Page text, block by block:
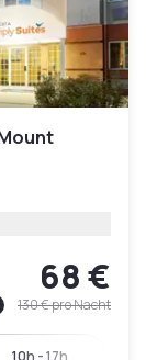
68 €
130 €pro Nacht
10h - 17h